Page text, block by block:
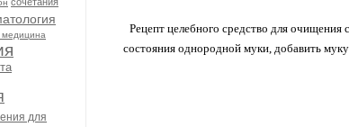
медицина
для
Рецепт целебного средство для
состояния однородной муки, добавить